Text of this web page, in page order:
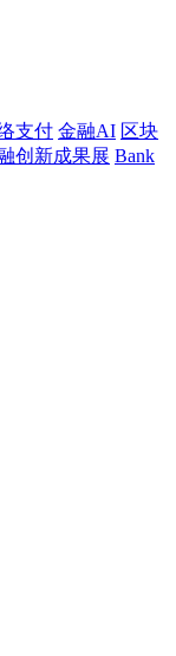
支付 金融AI 区块
创新成果展 Bank